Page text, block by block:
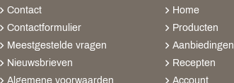
Contact
Contactformulier
Meestgestelde vragen
Nieuwsbrieven
Algemene voorwaarden
Home
Producten
Aanbiedingen
Recepten
Account